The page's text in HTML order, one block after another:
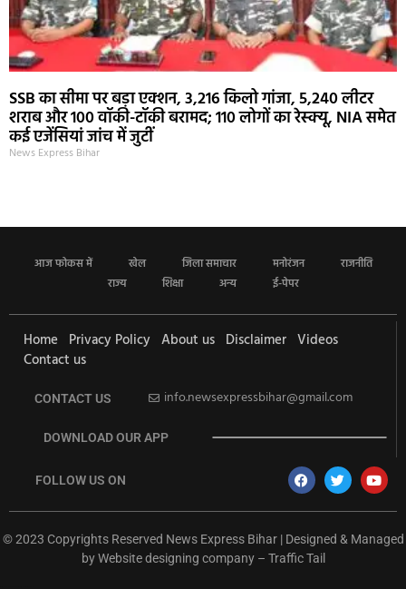
SSB का सीमा पर बड़ा एक्शन, 3,216 किलो गांजा, 5,240 लीटर
शराब और 100 वॉकी-टॉकी बरामद; 110 लोगों का रेस्क्यू, NIA समेत
कई एजेंसियां जांच में जुटीं
News Express Bihar
आज फोकस में खेल जिला समाचार मनोरंजन
राजनीति
राज्य
शिक्षा अन्य ई-पेपर
Home Privacy Policy About us Disclaimer Videos
Contact us
CONTACT US info.newsexpressbihar@gmail.com
DOWNLOAD OUR APP
FOLLOW US ON
© 2023 Copyrights Reserved News Express Bihar | Designed & Managed
byWebsite designing company– Traffic Tail